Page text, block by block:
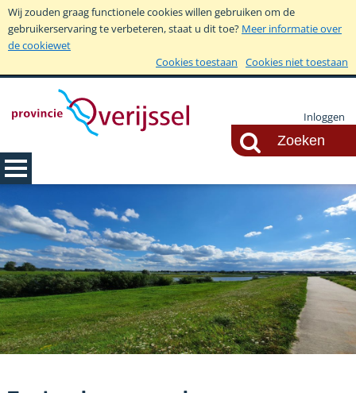
Wij zouden graag functionele cookies willen gebruiken om de
gebruikerservaring te verbeteren, staat u dit toe? Meer informatie over
de cookiewet
Cookies toestaan
Cookies niet toestaan
Inloggen